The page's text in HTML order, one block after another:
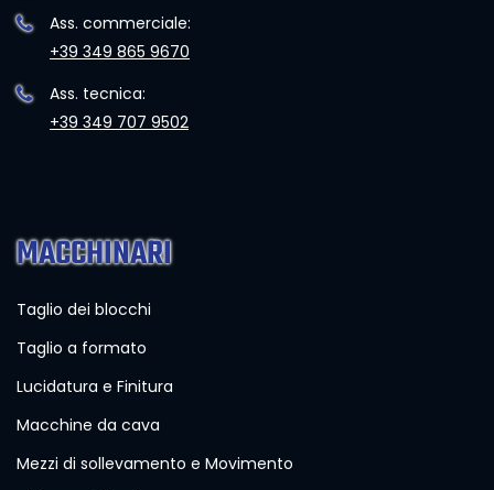
Ass. commerciale:
+39 349 865 9670
Ass. tecnica:
+39 349 707 9502
MACCHINARI
Taglio dei blocchi
Taglio a formato
Lucidatura e Finitura
Macchine da cava
Mezzi di sollevamento e Movimento